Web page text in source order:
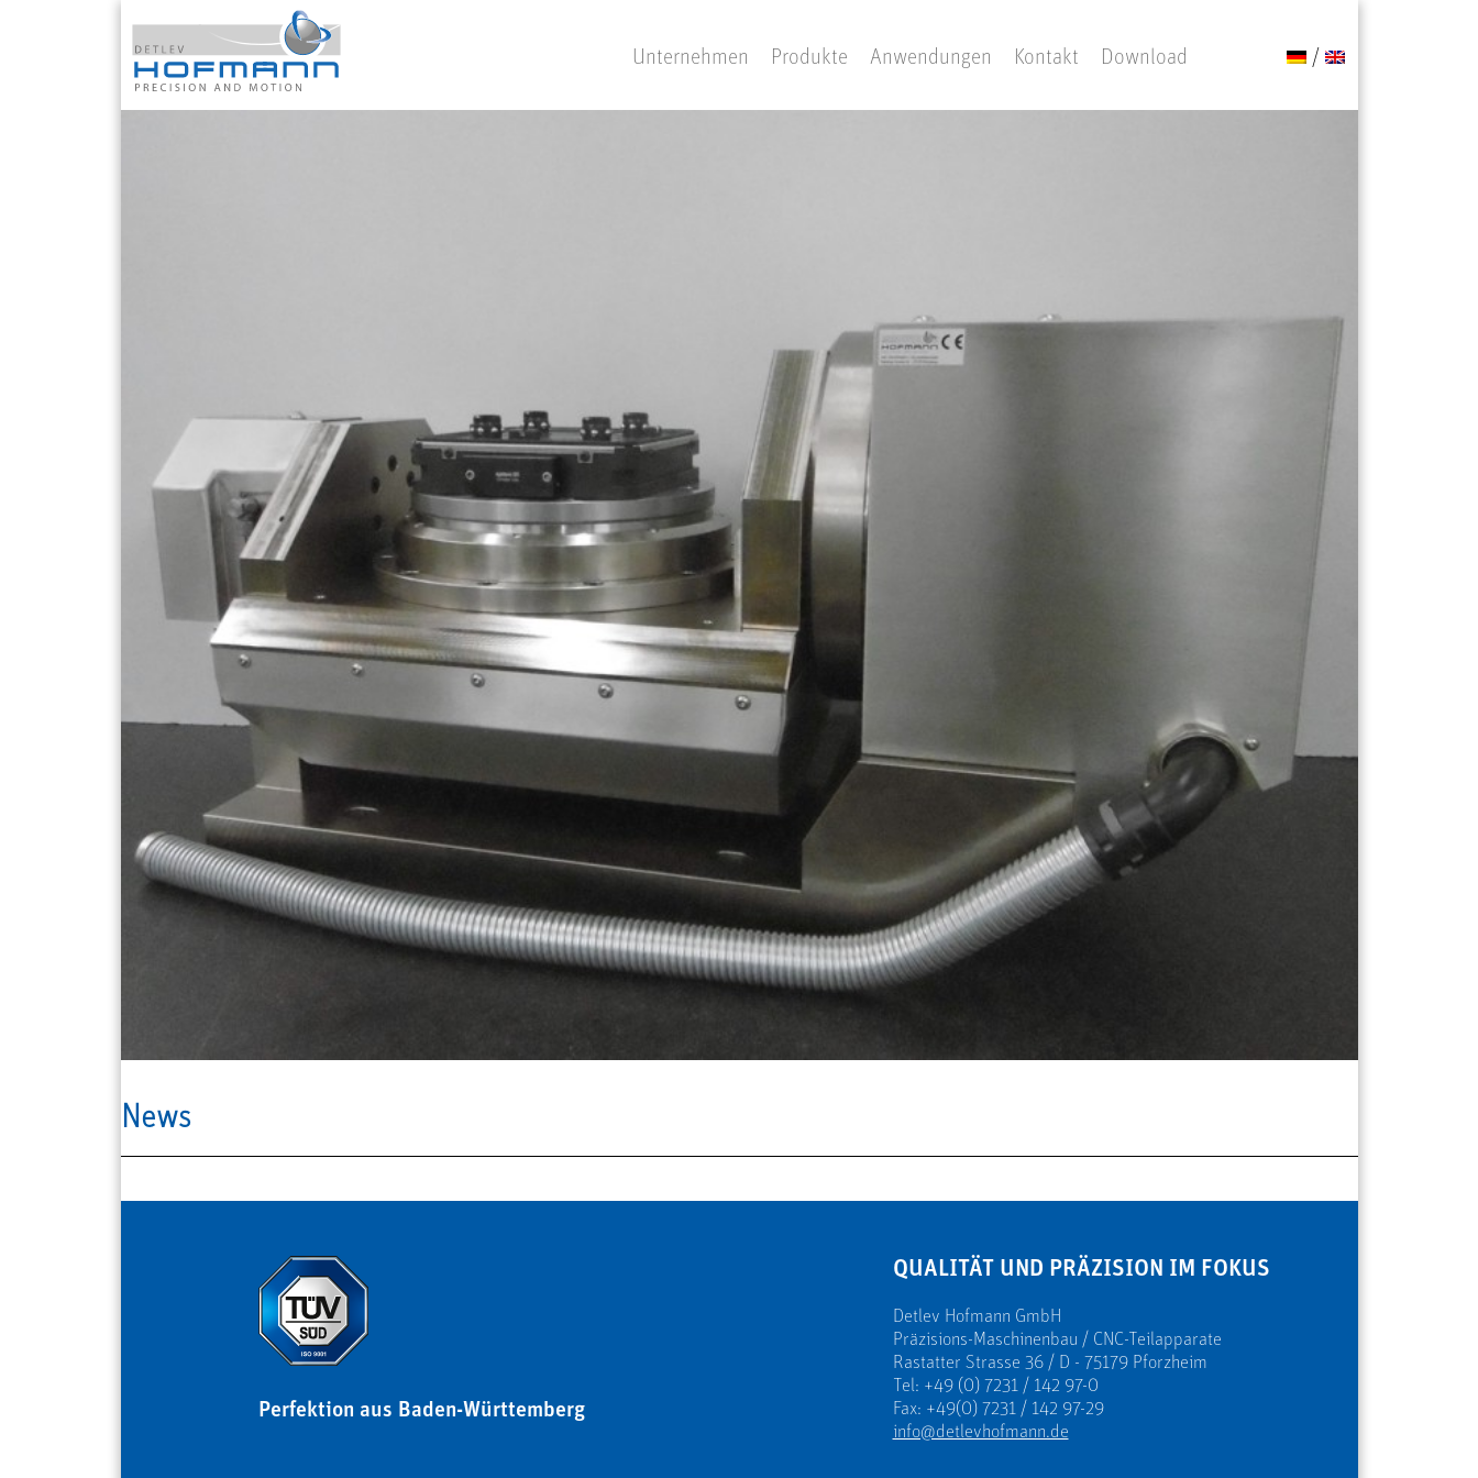
Unternehmen Produkte Anwendungen Kontakt Download /
News
QUALITÄT UND PRÄZISION IM FOKUS
Detlev Hofmann GmbH
Präzisions-Maschinenbau / CNC-Teilapparate
Rastatter Strasse 36 / D - 75179 Pforzheim
Tel: +49 (0) 7231 / 142 97-0
Fax: +49(0) 7231 / 142 97-29
info@detlevhofmann.de
Perfektion aus Baden-Württemberg